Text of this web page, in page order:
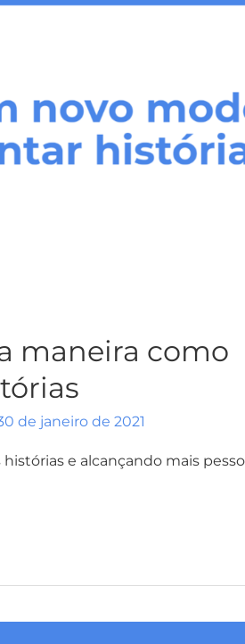
maneira como
de janeiro de 2021
e alcançando mais